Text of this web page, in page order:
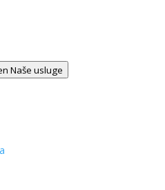
Naše usluge